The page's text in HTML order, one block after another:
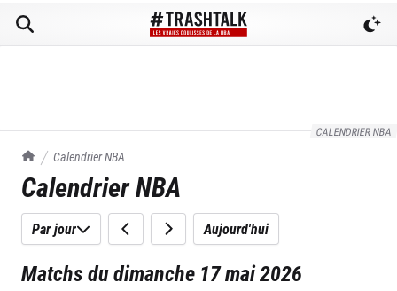
CALENDRIER NBA
TrashTalk Actu NBA
Calendrier NBA
Calendrier NBA
Par jour Aujourd'hui
Matchs du dimanche 17 mai 2026